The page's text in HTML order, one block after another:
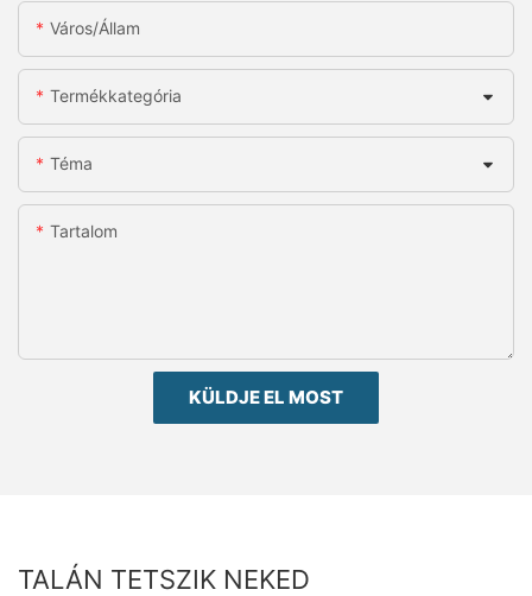
Város/állam
Termékkategória
Téma
Tartalom
KÜLDJE EL MOST
TALÁN TETSZIK NEKED